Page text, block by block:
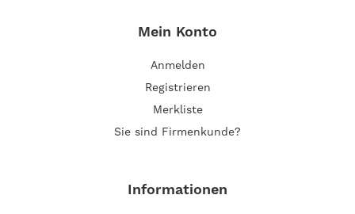
Mein Konto
Anmelden
Registrieren
Merkliste
Sie sind Firmenkunde?
Informationen